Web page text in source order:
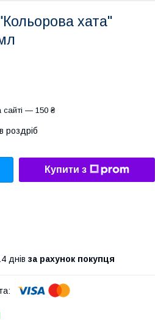
хата"
сайті — 150 ₴
роздріб
Купити з
днів за рахунок покупця